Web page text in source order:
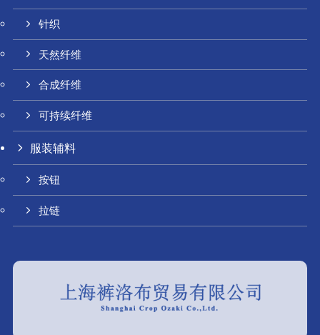
针织
天然纤维
合成纤维
可持续纤维
服装辅料
按钮
拉链